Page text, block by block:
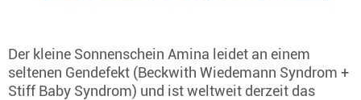
Der kleine Sonnenschein Amina leidet an einem
seltenen Gendefekt (Beckwith Wiedemann Syndrom +
Stiff Baby Syndrom) und ist weltweit derzeit das